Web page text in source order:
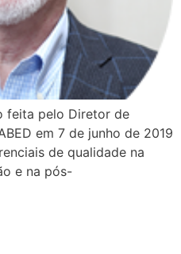
feita pelo Diretor de
em 7 de junho de 2019
de qualidade na
e na pós-